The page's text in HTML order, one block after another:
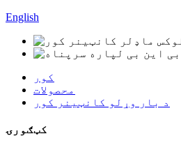
English
کور
محصولات
د بار وړلو کانټینر کور
کټګورۍ